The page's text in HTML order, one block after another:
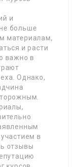
и
больше
материалам,
и расти
важно в
Однако,
в
отзывы